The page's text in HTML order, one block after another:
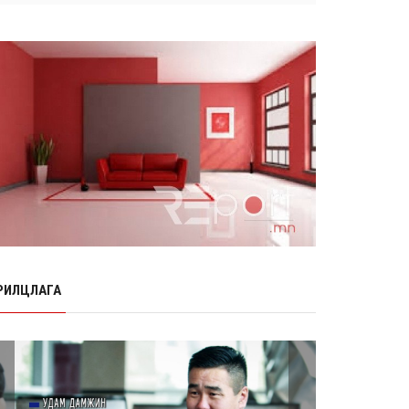
авто замын барилгын ажлын нийт
гүйцэтгэл 74.5 хув...
Нэгдүгээр ангид элсэгчдийн
бүртгэлийг энэ сарын 17-ноос E-
Mongolia системээр зохи...
8 сарын 06, 2026
Өчигдөр согтуугаар тээврийн
хэрэгсэл жолоодсон 95 хэрэг
8 сарын 06, 2026
НӨАТ-ын буцаан олголтыг 8 хувь
болгох өргөдөлд 14 мянга гаруй
иргэн дэмжиж гарын ...
8 сарын 05, 2026